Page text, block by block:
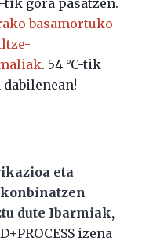
tik gora pasatzen.
basamortuko
. 54 °C-tik
eta
dute Ibarmiak,
izena